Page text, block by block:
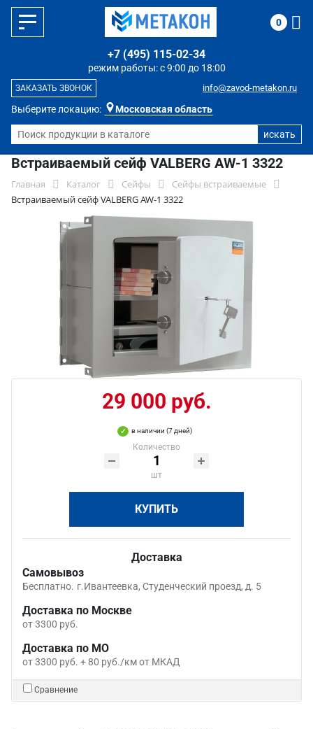
Выберите локацию: Московская область
режим работы: с 9:00 до 18:00
+7 (495) 115-02-34
info@zavod-metakon.ru
ЗАКАЗАТЬ ЗВОНОК
0
Встраиваемый сейф VALBERG AW-1 3322
Главная Каталог Сейфы
Сейфы встраиваемые
Встраиваемый сейф VALBERG AW-1 3322
29 000 руб.
в наличии (7 дней)
Количество
шт
КУПИТЬ
Доставка
Самовывоз
Бесплатно. г.Ивантеевка, Студенческий проезд, д. 5
Доставка по Москве
от 3300 руб.
Доставка по МО
от 3300 руб. + 80 руб./км от МКАД
Сравнение